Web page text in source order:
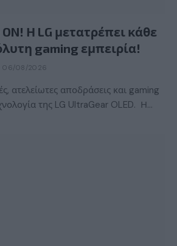
Η LG μετατρέπει κάθε
gaming εμπειρία!
06/08/2026
ατελείωτες αποδράσεις και gaming
της LG UltraGear OLED. Η…